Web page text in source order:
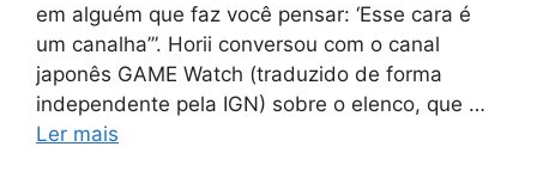
em alguém que faz você pensar: ‘Esse cara é
um canalha’”. Horii conversou com o canal
japonês GAME Watch (traduzido de forma
independente pela IGN) sobre o elenco, que …
Ler mais